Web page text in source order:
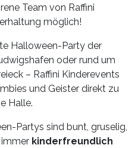
Team von Raffini
möglich!
Halloween-Party der
oder rund um
– Raffini Kinderevents
und Geister direkt zu
Halle.
Partys sind bunt, gruselig,
kinderfreundlich